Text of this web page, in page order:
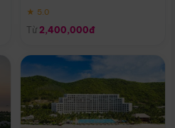
★ 5.0
Từ 2,400,000đ